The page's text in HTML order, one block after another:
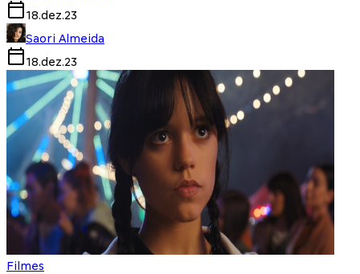
18.dez.23
Saori Almeida
18.dez.23
Filmes